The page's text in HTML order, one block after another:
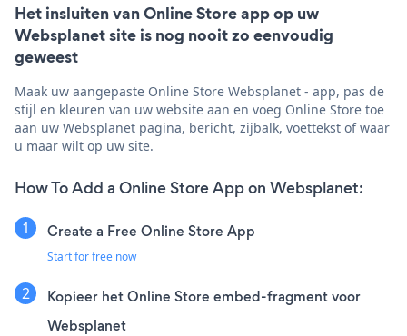
Het insluiten van Online Store app op uw
Websplanet site is nog nooit zo eenvoudig
geweest
Maak uw aangepaste Online Store Websplanet - app, pas de
stijl en kleuren van uw website aan en voeg Online Store toe
aan uw Websplanet pagina, bericht, zijbalk, voettekst of waar
u maar wilt op uw site.
How To Add a Online Store App on Websplanet:
Create a Free Online Store App
Start for free now
Kopieer het Online Store embed-fragment voor
Websplanet